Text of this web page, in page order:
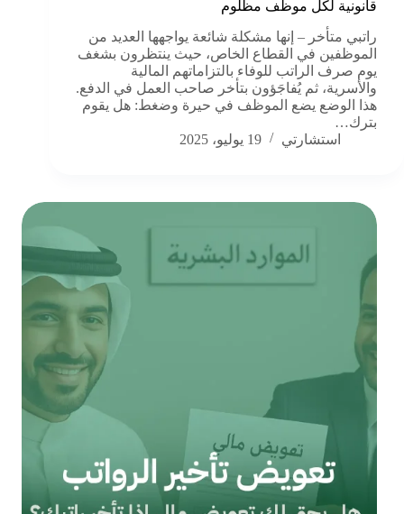
قانونية لكل موظف مظلوم
راتبي متأخر – إنها مشكلة شائعة يواجهها العديد من
الموظفين في القطاع الخاص، حيث ينتظرون بشغف
يوم صرف الراتب للوفاء بالتزاماتهم المالية
والأسرية، ثم يُفاجَؤون بتأخر صاحب العمل في الدفع.
هذا الوضع يضع الموظف في حيرة وضغط: هل يقوم
بترك…
استشارتي
19 يوليو، 2025